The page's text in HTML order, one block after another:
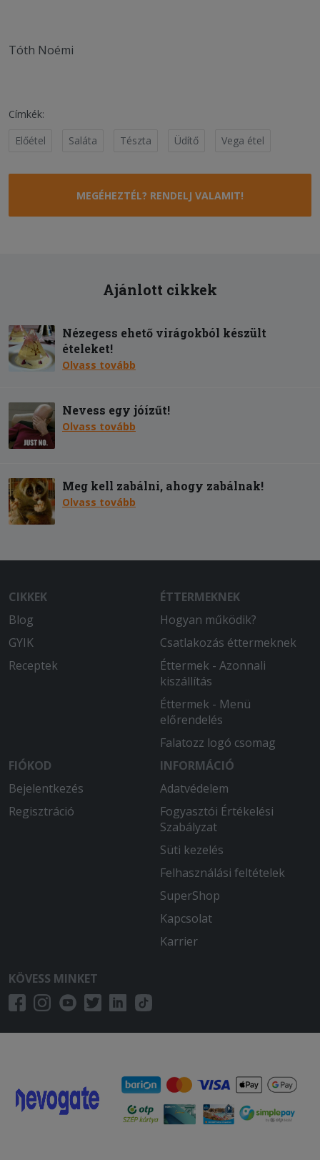
Tóth Noémi
Címkék:
Előétel
Saláta Tészta Üdítő Vega étel
MEGÉHEZTÉL? RENDELJ VALAMIT!
Ajánlott cikkek
Nézegess ehető virágokból készült
ételeket!
Olvass tovább
Nevess egy jóízűt!
Olvass tovább
Meg kell zabálni, ahogy zabálnak!
Olvass tovább
CIKKEK
Blog
GYIK
Receptek
ÉTTERMEKNEK
Hogyan működik?
Csatlakozás éttermeknek
Éttermek - Azonnali
kiszállítás
Éttermek - Menü
előrendelés
Falatozz logó csomag
FIÓKOD
Bejelentkezés
Regisztráció
INFORMÁCIÓ
Adatvédelem
Fogyasztói Értékelési
Szabályzat
Süti kezelés
Felhasználási feltételek
SuperShop
Kapcsolat
Karrier
KÖVESS MINKET